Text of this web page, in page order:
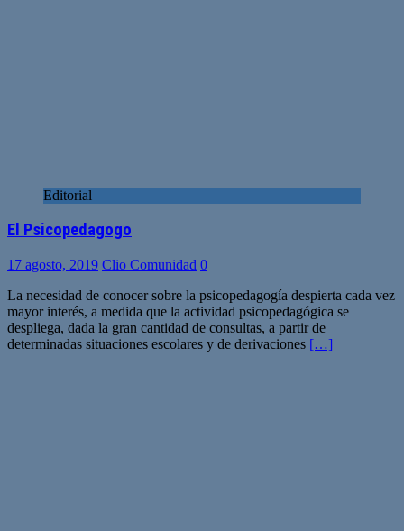
Editorial
El Psicopedagogo
17 agosto, 2019 Clio Comunidad 0
La necesidad de conocer sobre la psicopedagogía despierta cada vez
mayor interés, a medida que la actividad psicopedagógica se
despliega, dada la gran cantidad de consultas, a partir de
determinadas situaciones escolares y de derivaciones […]